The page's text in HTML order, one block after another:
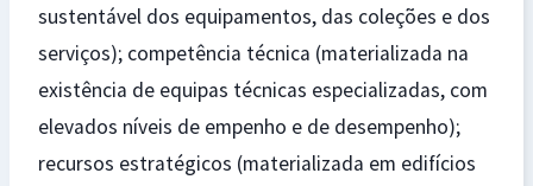
sustentável dos equipamentos, das coleções e dos
serviços); competência técnica (materializada na
existência de equipas técnicas especializadas, com
elevados níveis de empenho e de desempenho);
recursos estratégicos (materializada em edifícios